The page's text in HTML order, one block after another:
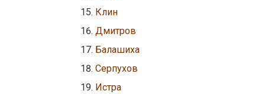
Клин
Дмитров
Балашиха
Серпухов
Истра